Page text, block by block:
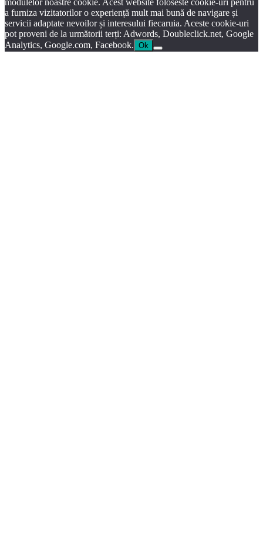
a furniza vizitatorilor o experiență mult mai bună de navigare și
servicii adaptate nevoilor și interesului fiecaruia. Aceste cookie-uri
pot proveni de la următorii terți: Adwords, Doubleclick.net, Google
Analytics, Google.com, Facebook. Ok